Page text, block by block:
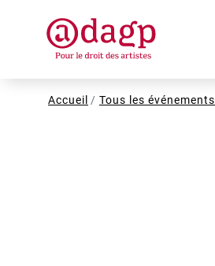
Fil
Accueil Tous les événements